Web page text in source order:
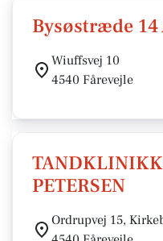
Bysøstræde 14
Wiuffsvej 10
4540 Fårevejle
PETERSEN
Ordrupvej 15,